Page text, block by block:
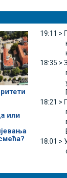
или
19:11 >
18:35 >
18:21 >
18:01 >